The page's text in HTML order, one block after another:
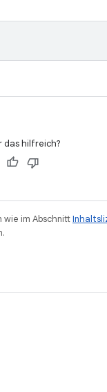
das hilfreich?
im Abschnitt